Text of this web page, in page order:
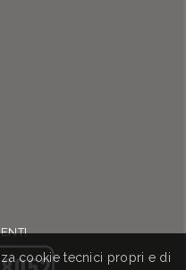
cookie tecnici propri e di